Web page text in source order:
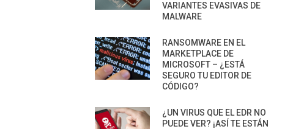
VARIANTES EVASIVAS DE
MALWARE
RANSOMWARE EN EL
MARKETPLACE DE
MICROSOFT – ¿ESTÁ
SEGURO TU EDITOR DE
CÓDIGO?
¿UN VIRUS QUE EL EDR NO
PUEDE VER? ¡ASÍ TE ESTÁN